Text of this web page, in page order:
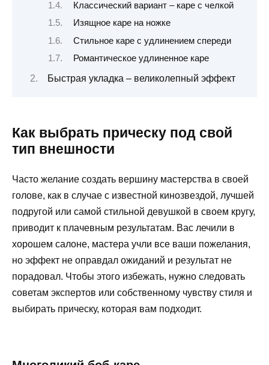
Классический вариант – каре с челкой
Изящное каре на ножке
Стильное каре с удлинением спереди
Романтическое удлиненное каре
Быстрая укладка – великолепный эффект
Как выбрать прическу под свой
тип внешности
Часто желание создать вершину мастерства в своей
голове, как в случае с известной кинозвездой, лучшей
подругой или самой стильной девушкой в ​​своем кругу,
приводит к плачевным результатам. Вас лечили в
хорошем салоне, мастера учли все ваши пожелания,
но эффект не оправдал ожиданий и результат не
порадовал. Чтобы этого избежать, нужно следовать
советам экспертов или собственному чувству стиля и
выбирать прическу, которая вам подходит.